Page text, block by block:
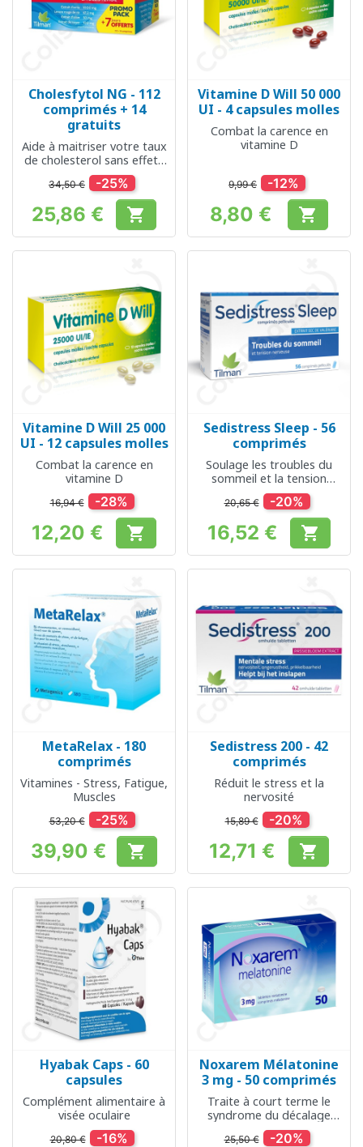
Cholesfytol NG - 112
comprimés + 14
gratuits
Aide à maitriser votre taux
de cholesterol sans effets
secondaires
34,50 € -25%
Prix
25,86 € 
Vitamine D Will 50 000
UI - 4 capsules molles
Combat la carence en
vitamine D
9,99 € -12%
Prix
8,80 € 
Vitamine D Will 25 000
UI - 12 capsules molles
Combat la carence en
vitamine D
16,94 € -28%
Prix
12,20 € 
Sedistress Sleep - 56
comprimés
Soulage les troubles du
sommeil et la tension
nerveuse légère
20,65 € -20%
Prix
16,52 € 
MetaRelax - 180
comprimés
Vitamines - Stress, Fatigue,
Muscles
53,20 € -25%
Prix
39,90 € 
Sedistress 200 - 42
comprimés
Réduit le stress et la
nervosité
15,89 € -20%
Prix
12,71 € 
Hyabak Caps - 60
capsules
Complément alimentaire à
visée oculaire
20,80 € -16%
Noxarem Mélatonine
3 mg - 50 comprimés
Traite à court terme le
syndrome du décalage
horaire
25,50 € -20%